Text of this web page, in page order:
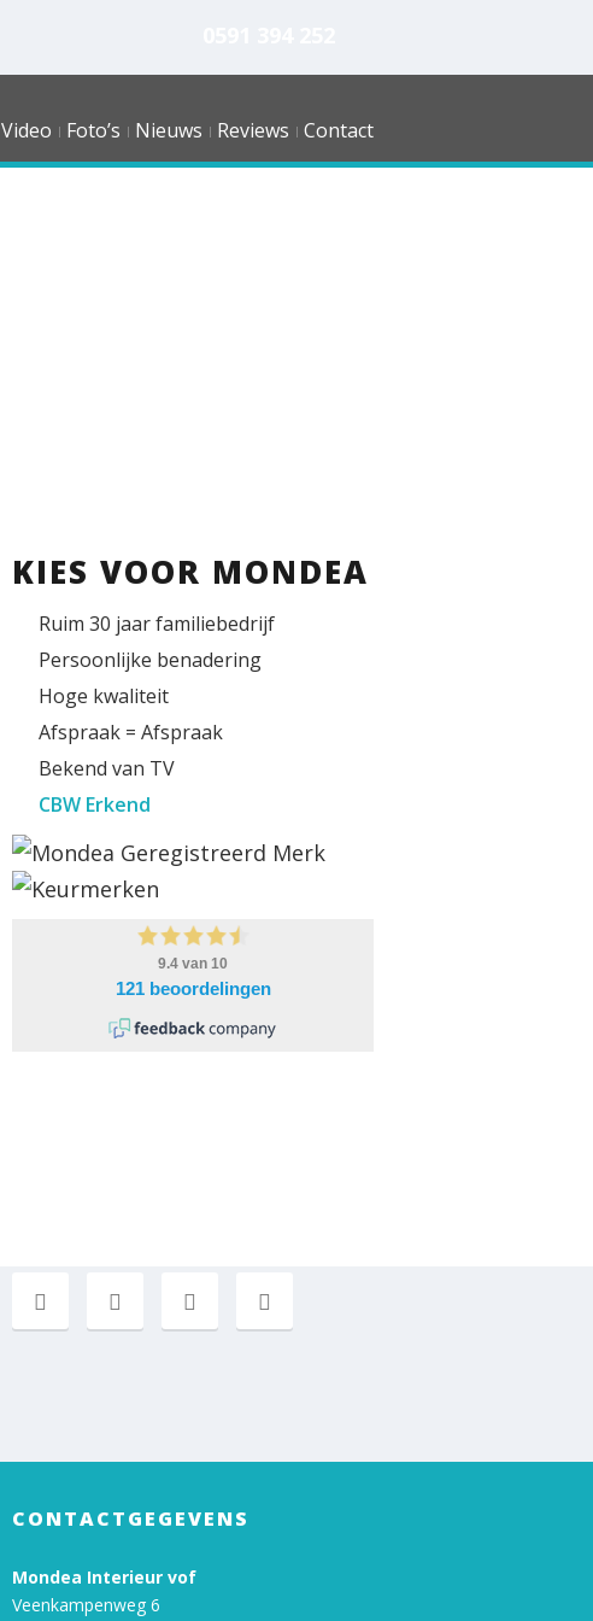
Video Foto’s Nieuws Reviews Contact
KIES VOOR MONDEA
Ruim 30 jaar familiebedrijf
Persoonlijke benadering
Hoge kwaliteit
Afspraak = Afspraak
Bekend van TV
CBW Erkend
CONTACTGEGEVENS
Mondea Interieur vof
Veenkampenweg 6